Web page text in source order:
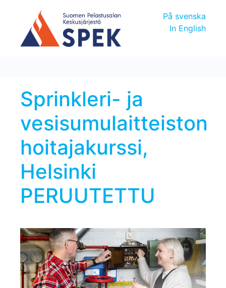
På svenska
In English
Sprinkleri- ja
vesisumulaitteiston
hoitajakurssi,
Helsinki
PERUUTETTU